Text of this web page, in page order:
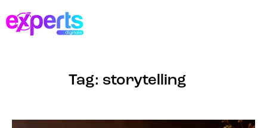
Tag: storytelling